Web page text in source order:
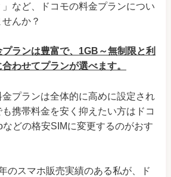
など、ドコモの料金プランについ
んか？
プランは豊富で、1GB～無制限と利
わせてプランが選べます。
プランは全体的に高めに設定され
携帯料金を安く抑えたい方はドコ
どの格安SIMに変更するのがおす
のスマホ販売実績のある私が、ド